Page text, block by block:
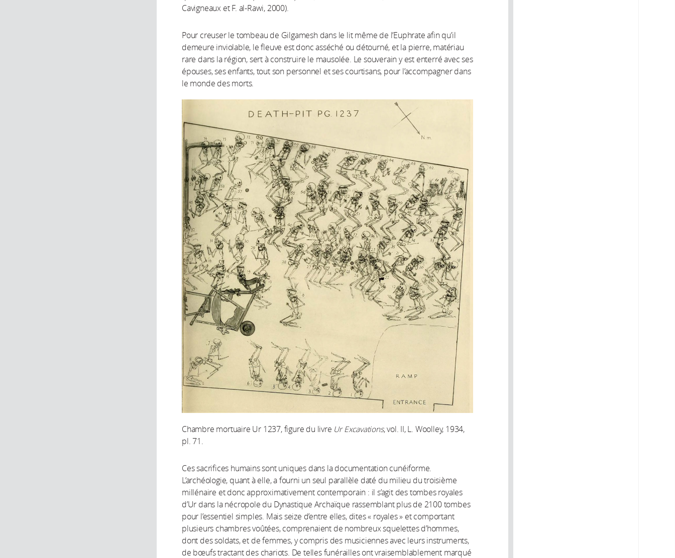
Cavigneaux et F. al-Rawi, 2000).
Pour creuser le tombeau de Gilgamesh dans le lit même de l’Euphrate afin qu’il
demeure inviolable, le fleuve est donc asséché ou détourné, et la pierre, matériau
rare dans la région, sert à construire le mausolée. Le souverain y est enterré avec ses
épouses, ses enfants, tout son personnel et ses courtisans, pour l’accompagner dans
le monde des morts.
Chambre mortuaire Ur 1237, figure du livre Ur Excavations, vol. II, L. Woolley, 1934,
pl. 71.
Ces sacrifices humains sont uniques dans la documentation cunéiforme.
L’archéologie, quant à elle, a fourni un seul parallèle daté du milieu du troisième
millénaire et donc approximativement contemporain : il s’agit des tombes royales
d’Ur dans la nécropole du Dynastique Archaïque rassemblant plus de 2100 tombes
pour l’essentiel simples. Mais seize d’entre elles, dites « royales » et comportant
plusieurs chambres voûtées, comprenaient de nombreux squelettes d’hommes,
dont des soldats, et de femmes, y compris des musiciennes avec leurs instruments,
de bœufs tractant des chariots. De telles funérailles ont vraisemblablement marqué